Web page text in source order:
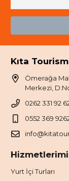
Kıta Tourism
Ömerağa
Merkezi,
0262 331 92
0552 369
Yurt İçi Turları